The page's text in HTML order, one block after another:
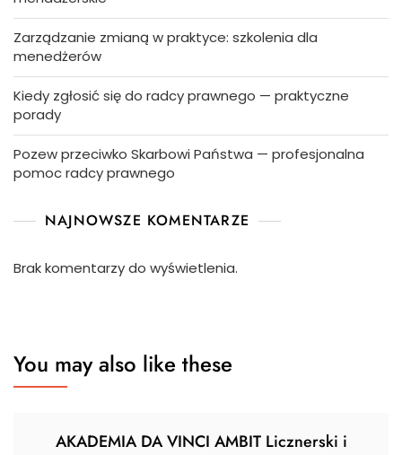
Zarządzanie zmianą w praktyce: szkolenia dla
menedżerów
Kiedy zgłosić się do radcy prawnego — praktyczne
porady
Pozew przeciwko Skarbowi Państwa — profesjonalna
pomoc radcy prawnego
NAJNOWSZE KOMENTARZE
Brak komentarzy do wyświetlenia.
You may also like these
AKADEMIA DA VINCI AMBIT Licznerski i